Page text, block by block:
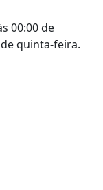
00:00 de
quinta-feira.